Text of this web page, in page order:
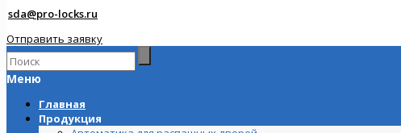
sda@pro-locks.ru
Отправить заявку
Меню
Главная
Продукция